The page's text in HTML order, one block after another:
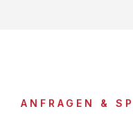
ANFRAGEN &